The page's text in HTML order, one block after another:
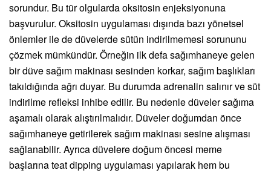
sorundur. Bu tür olgularda oksitosin enjeksiyonuna
başvurulur. Oksitosin uygulaması dışında bazı yönetsel
önlemler ile de düvelerde sütün indirilmemesi sorununu
çözmek mümkündür. Örneğin ilk defa sağımhaneye gelen
bir düve sağım makinası sesinden korkar, sağım başlıkları
takıldığında ağrı duyar. Bu durumda adrenalin salınır ve süt
indirilme refleksi inhibe edilir. Bu nedenle düveler sağıma
aşamalı olarak alıştırılmalıdır. Düveler doğumdan önce
sağımhaneye getirilerek sağım makinası sesine alışması
sağlanabilir. Ayrıca düvelere doğum öncesi meme
başlarına teat dipping uygulaması yapılarak hem bu